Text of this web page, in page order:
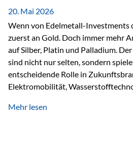
Vertrauensverlust ausfällt, zeigt ein
20. Mai 2026
Wenn von Edelmetall-Investments
zuerst an Gold. Doch immer mehr
auf Silber, Platin und Palladium.
sind nicht nur selten, sondern
entscheidende Rolle in
Elektromobilität,
Faktoren für Investoren –
Mehr lesen